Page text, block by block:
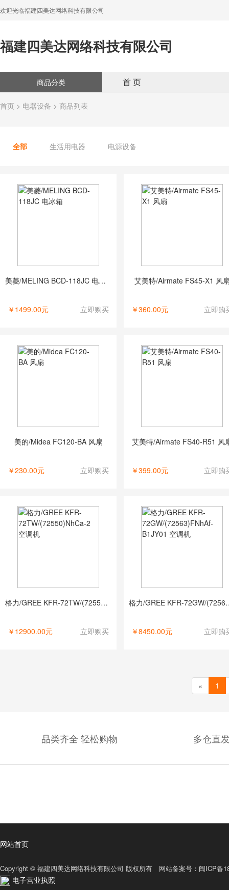
欢迎光临福建四美达网络科技有限公司
福建四美达网络科技有限公司
商品分类 首 页
首页 > 电器设备 > 商品列表
全部 生活用电器 电源设备
美菱/MELING BCD-118JC 电冰箱
￥1499.00元 立即购买
艾美特/Airmate FS45-X1 风
￥360.00元 立即购
美的/Midea FC120-BA 风扇
￥230.00元 立即购买
艾美特/Airmate FS40-R51 风
￥399.00元 立即购
格力/GREE KFR-72TW/(72550)NhCa-2 空调机
￥12900.00元 立即购买
格力/GREE
￥8450.00元 立即购
« 1
品类齐全 轻松购物 多仓直
网站首页
Copyright © 福建四美达网络科技有限公司 版权所有 网站备案号： 闽ICP备
电子营业执照